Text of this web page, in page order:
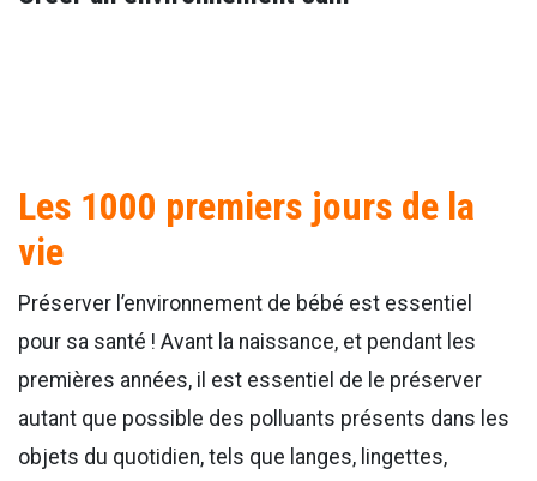
Les 1000 premiers jours de la
vie
Préserver l’environnement de bébé est essentiel
pour sa santé ! Avant la naissance, et pendant les
premières années, il est essentiel de le préserver
autant que possible des polluants présents dans les
objets du quotidien, tels que langes, lingettes,